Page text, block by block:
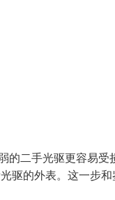
的二手光驱更容易受
驱的外表。这一步和